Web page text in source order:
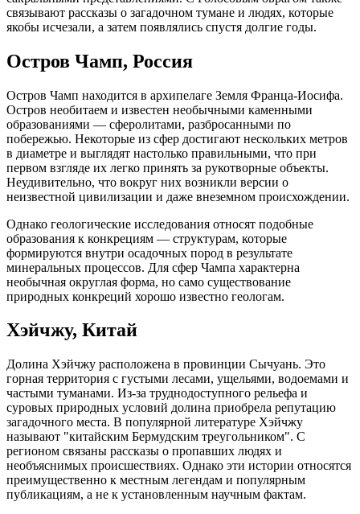
связывают рассказы о загадочном тумане и людях, которые
якобы исчезали, а затем появлялись спустя долгие годы.
Остров Чамп, Россия
Остров Чамп находится в архипелаге Земля Франца-Иосифа.
Остров необитаем и известен необычными каменными
образованиями — сферолитами, разбросанными по
побережью. Некоторые из сфер достигают нескольких метров
в диаметре и выглядят настолько правильными, что при
первом взгляде их легко принять за рукотворные объекты.
Неудивительно, что вокруг них возникли версии о
неизвестной цивилизации и даже внеземном происхождении.
Однако геологические исследования относят подобные
образования к конкрециям — структурам, которые
формируются внутри осадочных пород в результате
минеральных процессов. Для сфер Чампа характерна
необычная округлая форма, но само существование
природных конкреций хорошо известно геологам.
Хэйчжу, Китай
Долина Хэйчжу расположена в провинции Сычуань. Это
горная территория с густыми лесами, ущельями, водоемами и
частыми туманами. Из-за труднодоступного рельефа и
суровых природных условий долина приобрела репутацию
загадочного места. В популярной литературе Хэйчжу
называют "китайским Бермудским треугольником". С
регионом связаны рассказы о пропавших людях и
необъяснимых происшествиях. Однако эти истории относятся
преимущественно к местным легендам и популярным
публикациям, а не к установленным научным фактам.